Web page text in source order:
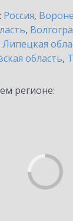
Россия,
,
Липецкая
область,
регионе: